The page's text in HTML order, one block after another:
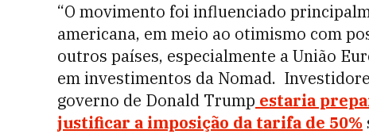
“O movimento foi influenciado
americana, em meio ao otimismo com
outros países, especialmente a União
em investimentos da Nomad.
governo de Donald Trump estaria
justificar a imposição da tarifa de 50%